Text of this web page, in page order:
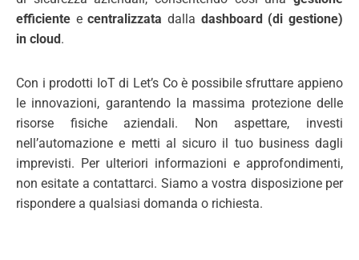
efficiente ecentralizzatadalla dashboard (di gestione)
in cloud .
Con i prodotti IoT di Let’s Co è possibile sfruttare appieno
le innovazioni, garantendo la massima protezione delle
risorse fisiche aziendali. Non aspettare, investi
nell’automazione e metti al sicuro il tuo business dagli
imprevisti. Per ulteriori informazioni e approfondimenti,
non esitate a contattarci. Siamo a vostra disposizione per
rispondere a qualsiasi domanda o richiesta.